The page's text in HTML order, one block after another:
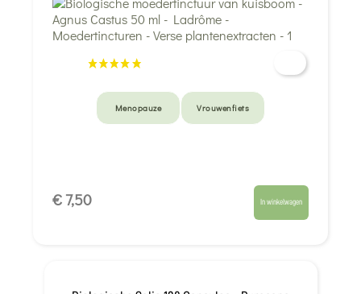
Menopauze Vrouwenfiets
€ 7,50 In winkelwagen